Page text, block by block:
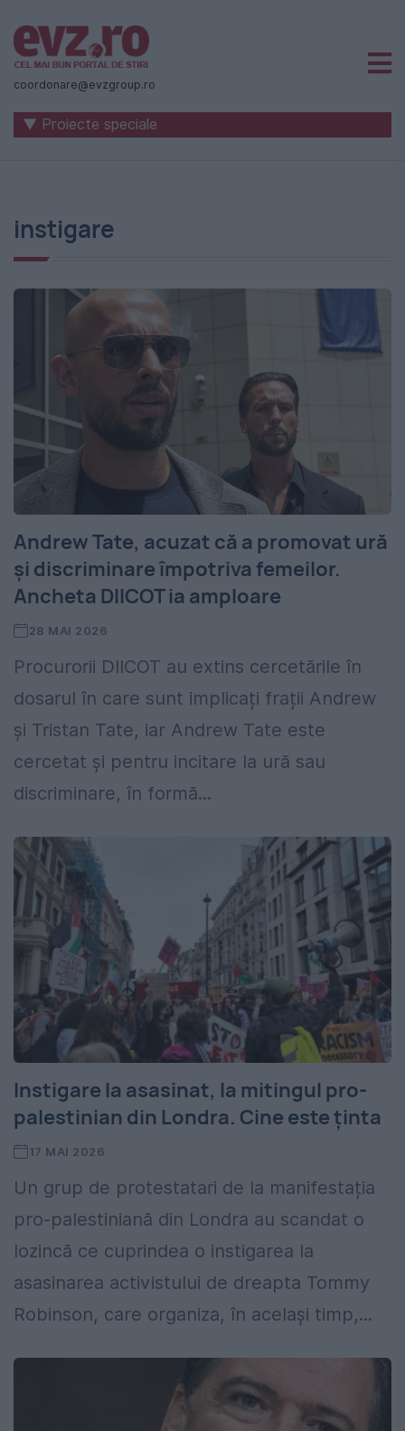
Știri
naționale
internaționale
-
Evenimentul
Zilei
coordonare@evzgroup.ro
▼ Proiecte speciale
instigare
Andrew Tate, acuzat că a promovat ură
și discriminare împotriva femeilor.
Ancheta DIICOT ia amploare
28 MAI 2026
Procurorii DIICOT au extins cercetările în
dosarul în care sunt implicați frații Andrew
și Tristan Tate, iar Andrew Tate este
cercetat și pentru incitare la ură sau
discriminare, în formă...
Instigare la asasinat, la mitingul pro-
palestinian din Londra. Cine este ținta
17 MAI 2026
Un grup de protestatari de la manifestația
pro-palestiniană din Londra au scandat o
lozincă ce cuprindea o instigarea la
asasinarea activistului de dreapta Tommy
Robinson, care organiza, în același timp,...